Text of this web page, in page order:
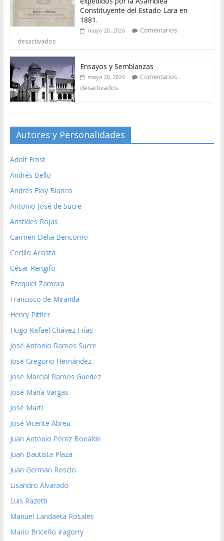
Constituyente del Estado Lara en
1881.
mayo 20, 2026
Comentarios
desactivados
Ensayos y Semblanzas
mayo 20, 2026
Comentarios
desactivados
Autores y Personalidades
Adolf Ernst
Andrés Bello
Andrés Eloy Blanco
Antonio José de Sucre
Aristides Rojas
Carmen Delia Bencomo
Cecilio Acosta
César Rengifo
Ezequiel Zamora
Francisco de Miranda
Henry Pittier
Hugo Rafael Chávez Frías
José Antonio Ramos Sucre
José Gregorio Hernández
José Marcial Ramos Guedez
José María Vargas
José Martí
José Vicente Abreu
Juan Antonio Pérez Bonalde
Juan Bautista Plaza
Juan German Roscio
Lisandro Alvarado
Luis Razetti
Manuel Landaeta Rosales
Mario Briceño Iragorry